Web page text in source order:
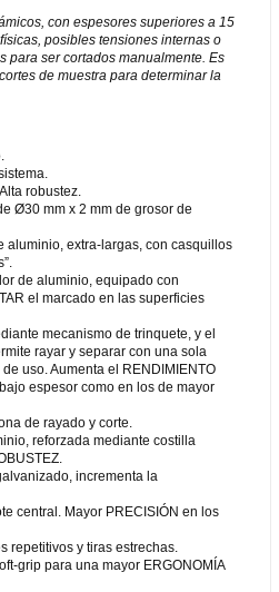
con espesores superiores a 15
posibles tensiones internas o
para ser cortados manualmente. Es
de muestra para determinar la
robustez.
Ø30 mm x 2 mm de grosor de
aluminio, extra-largas, con casquillos
de aluminio, equipado con
el marcado en las superficies
mecanismo de trinquete, y el
rayar y separar con una sola
uso. Aumenta el RENDIMIENTO
espesor como en los de mayor
de rayado y corte.
reforzada mediante costilla
incrementa la
central. Mayor PRECISIÓN en los
repetitivos y tiras estrechas.
grip para una mayor ERGONOMÍA